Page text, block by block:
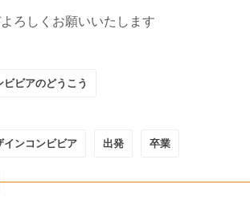
ろしくお願いいたします
ビビアのどうこう
インコンビビア 出発 卒業